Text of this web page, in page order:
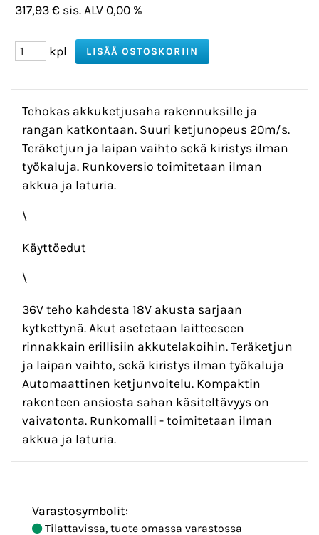
317,93 € sis. ALV 0,00 %
kpl
Tehokas akkuketjusaha rakennuksille ja
rangan katkontaan. Suuri ketjunopeus 20m/s.
Teräketjun ja laipan vaihto sekä kiristys ilman
työkaluja. Runkoversio toimitetaan ilman
akkua ja laturia.
\
Käyttöedut
\
36V teho kahdesta 18V akusta sarjaan
kytkettynä. Akut asetetaan laitteeseen
rinnakkain erillisiin akkutelakoihin. Teräketjun
ja laipan vaihto, sekä kiristys ilman työkaluja
Automaattinen ketjunvoitelu. Kompaktin
rakenteen ansiosta sahan käsiteltävyys on
vaivatonta. Runkomalli - toimitetaan ilman
akkua ja laturia.
Varastosymbolit:
Tilattavissa, tuote omassa varastossa